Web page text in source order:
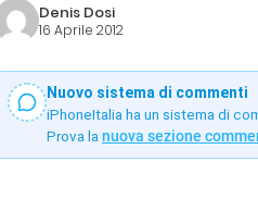
Denis Dosi
16 Aprile 2012
Nuovo sistema di commenti
iPhoneItalia ha un sistema di
Prova la nuova sezione